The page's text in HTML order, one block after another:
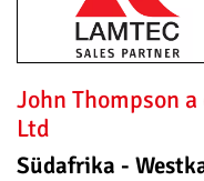
John Thompson
Ltd
Südafrika -